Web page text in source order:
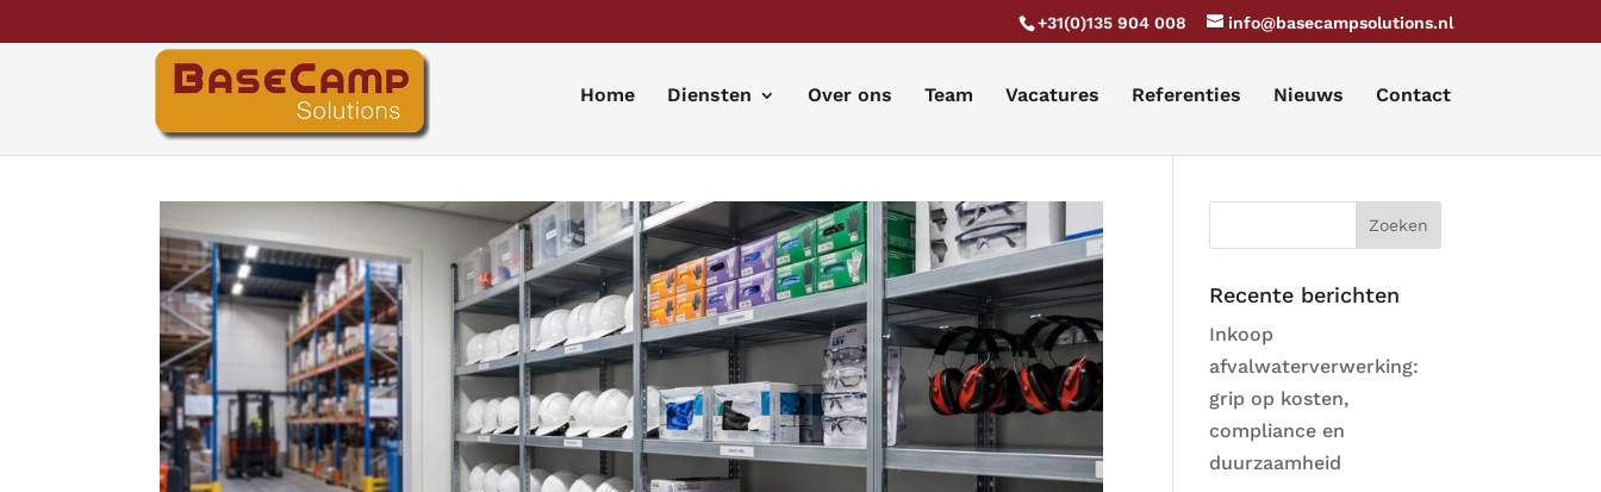
+31(0)135 904 008 info@basecampsolutions.nl
Home Diensten Over ons Team Vacatures Referenties Nieuws Contact
Recente berichten
Inkoop
afvalwaterverwerking:
grip op kosten,
compliance en
duurzaamheid